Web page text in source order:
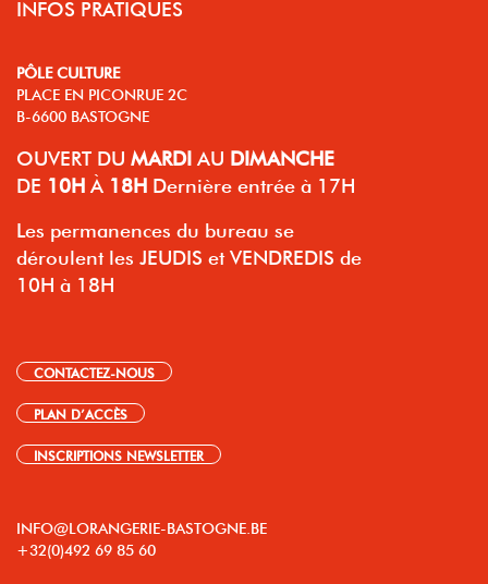
INFOS PRATIQUES
PÔLE CULTURE
PLACE EN PICONRUE 2C
B-6600 BASTOGNE
OUVERT DU MARDI AU DIMANCHE
DE 10H À 18H Dernière entrée à 17H
Les permanences du bureau se
déroulent les JEUDIS et VENDREDIS de
10H à 18H
CONTACTEZ-NOUS
PLAN D’ACCÈS
INSCRIPTIONS NEWSLETTER
INFO@LORANGERIE-BASTOGNE.BE
+32(0)492 69 85 60